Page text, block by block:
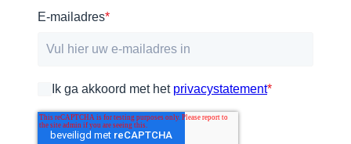
E-mailadres*
Ik ga akkoord met het privacystatement*